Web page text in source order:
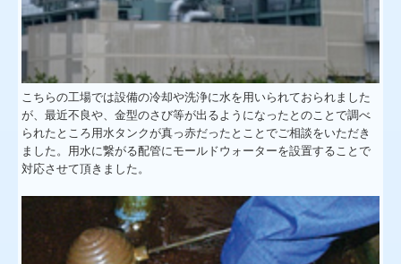
こちらの工場では設備の冷却や洗浄に水を用いられておられました
が、最近不良や、金型のさび等が出るようになったとのことで調べ
られたところ用水タンクが真っ赤だったとことでご相談をいただき
ました。用水に繋がる配管にモールドウォーターを設置することで
対応させて頂きました。